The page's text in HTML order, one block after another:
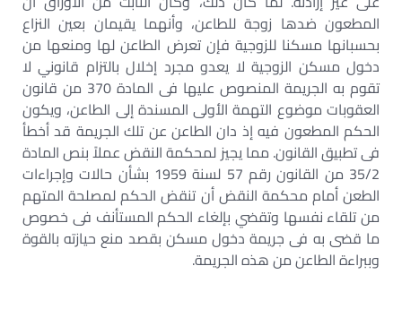
المطعون ضدها زوجة للطاعن، وأنهما يقيمان بعين النزاع
بحسبانها مسكنا للزوجية فإن تعرض الطاعن لها ومنعها من
دخول مسكن الزوجية لا يعدو مجرد إخلال بالتزام قانوني لا
تقوم به الجريمة المنصوص عليها فى المادة 370 من قانون
العقوبات موضوع التهمة الأولى المسندة إلى الطاعن، ويكون
الحكم المطعون فيه إذ دان الطاعن عن تلك الجريمة قد أخطأ
فى تطبيق القانون. مما يجيز لمحكمة النقض عملاً بنص المادة
35/2 من القانون رقم 57 لسنة 1959 بشأن حالات وإجراءات
الطعن أمام محكمة النقض أن تنقض الحكم لمصلحة المتهم
من تلقاء نفسها وتقضي بإلغاء الحكم المستأنف فى خصوص
ما قضى به فى جريمة دخول مسكن بقصد منع حيازته بالقوة
وببراءة الطاعن من هذه الجريمة.